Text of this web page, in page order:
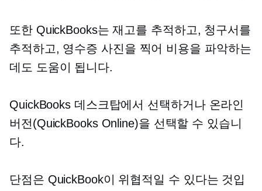
또한 QuickBooks는 재고를 추적하고, 청구서를
추적하고, 영수증 사진을 찍어 비용을 파악하는
데도 도움이 됩니다.
QuickBooks 데스크탑에서 선택하거나 온라인
버전(QuickBooks Online)을 선택할 수 있습니
다.
단점은 QuickBook이 위협적일 수 있다는 것입